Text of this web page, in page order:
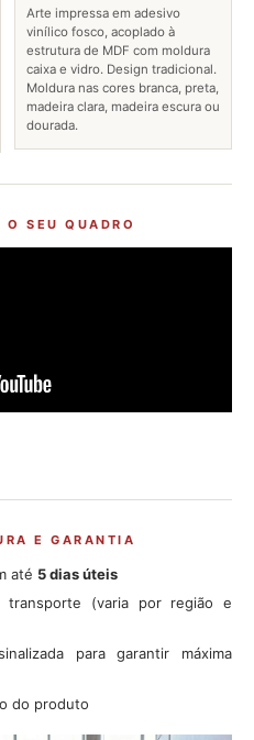
Arte impressa em adesivo
vinílico fosco, acoplado à
estrutura de MDF com moldura
caixa e vidro. Design tradicional.
Moldura nas cores branca, preta,
madeira clara, madeira escura ou
dourada.
SEU QUADRO
E GARANTIA
até 5 dias úteis
(varia por região e
para garantir máxima
do produto